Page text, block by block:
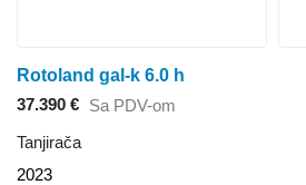
Rotoland gal-k 6.0 h
37.390 € Sa PDV-om
Tanjirača
2023